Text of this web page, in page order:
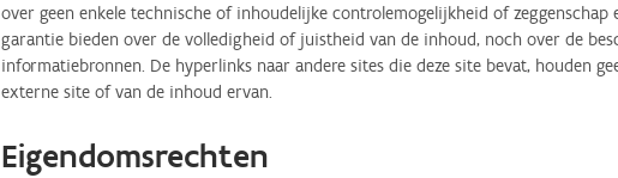
over geen enkele technische of inhoudelijke controlemogelijkheid of zeggenschap
garantie bieden over de volledigheid of juistheid van de inhoud, noch over de
informatiebronnen. De hyperlinks naar andere sites die deze site bevat, houden
externe site of van de inhoud ervan.
Eigendomsrechten